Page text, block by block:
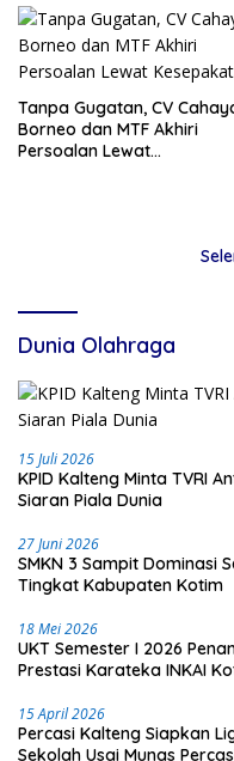
Tanpa Gugatan, CV
Borneo dan MTF Akhiri
Persoalan Lewat
Dunia Olahraga
15 Juli 2026
KPID Kalteng Minta TVRI
Siaran Piala Dunia
27 Juni 2026
SMKN 3 Sampit Dominasi
Tingkat Kabupaten Kotim
18 Mei 2026
UKT Semester I 2026
Prestasi Karateka INKAI
15 April 2026
Percasi Kalteng Siapkan
Sekolah Usai Munas